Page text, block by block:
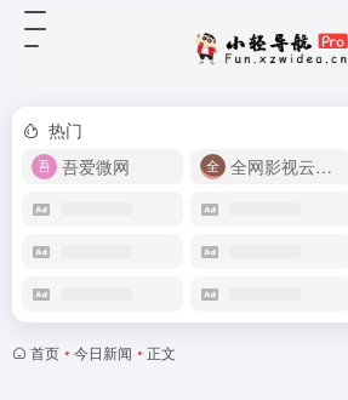
热门
吾爱微网
全网影视云盘资源
首页 • 今日新闻 • 正文